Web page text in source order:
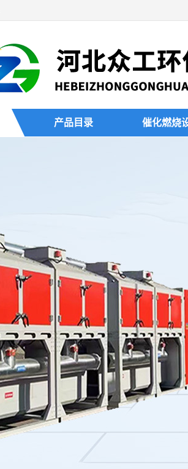
产品目录 催化燃烧